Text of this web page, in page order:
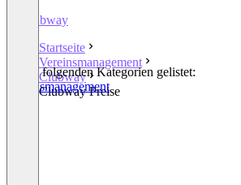
Clubway
Startseite
Vereinsmanagement
Clubway
Clubway Preise
In den folgenden Kategorien gelistet:
Vereinsmanagement